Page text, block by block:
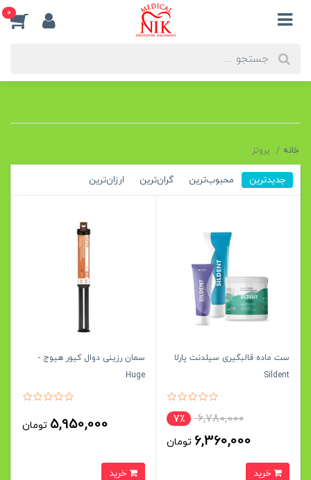
0
خانه پروتز
جدیدترین محبوب‌ترین گران‌ترین ارزان‌ترین
ست ماده قالبگیری سیلدنت پارلا
Sildent
6,780,000 7٪
6,360,000 تومان
سمان رزینی دوال کیور هیوج -
Huge
5,950,000 تومان